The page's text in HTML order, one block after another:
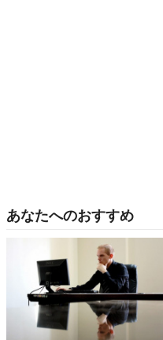
あなたへのおすすめ